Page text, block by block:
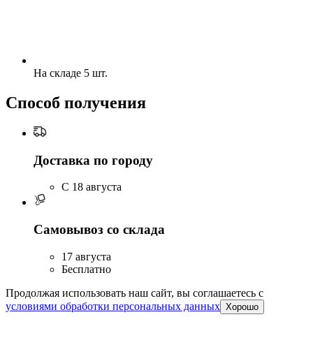
На складе 5 шт.
Способ получения
Доставка по городу
C 18 августа
Самовывоз со склада
17 августа
Бесплатно
Продолжая использовать наш сайт, вы соглашаетесь c
условиями обработки персональных данных Хорошо